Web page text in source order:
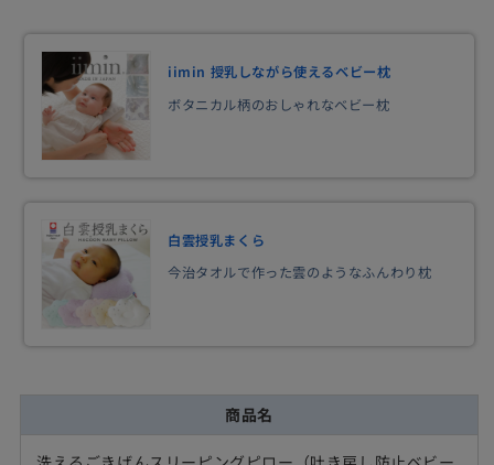
iimin 授乳しながら使えるベビー枕
ボタニカル柄のおしゃれなベビー枕
白雲授乳まくら
今治タオルで作った雲のようなふんわり枕
商品名